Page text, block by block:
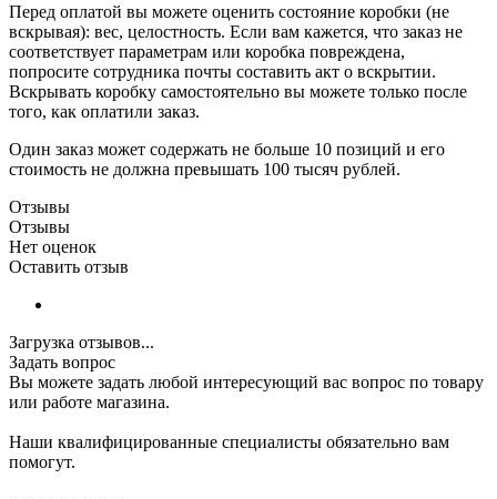
Перед оплатой вы можете оценить состояние коробки (не
вскрывая): вес, целостность. Если вам кажется, что заказ не
соответствует параметрам или коробка повреждена,
попросите сотрудника почты составить акт о вскрытии.
Вскрывать коробку самостоятельно вы можете только после
того, как оплатили заказ.
Один заказ может содержать не больше 10 позиций и его
стоимость не должна превышать 100 тысяч рублей.
Отзывы
Отзывы
Нет оценок
Оставить отзыв
Загрузка отзывов...
Задать вопрос
Вы можете задать любой интересующий вас вопрос по товару
или работе магазина.
Наши квалифицированные специалисты обязательно вам
помогут.